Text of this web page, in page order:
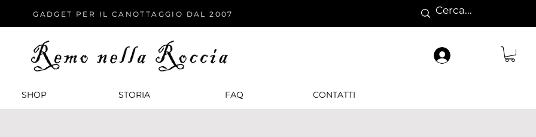
GADGET PER IL CANOTTAGGIO DAL 2007
SHOP STORIA FАQ CONTATTI